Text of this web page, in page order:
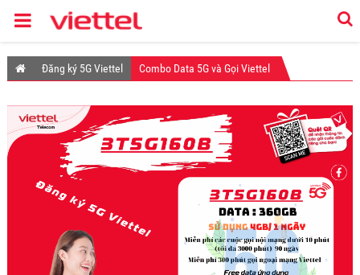
Đăng ký 5G Viettel Combo Data 5G và Gọi Viettel